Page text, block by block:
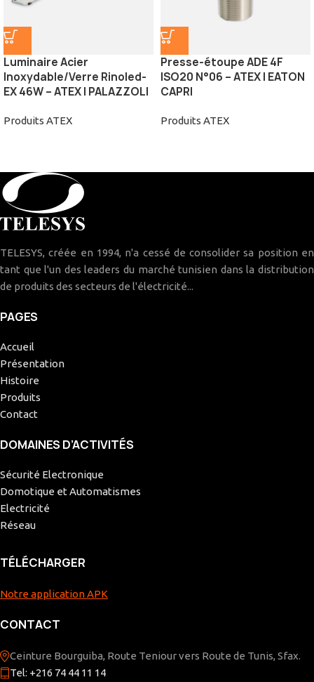
Luminaire Acier
Inoxydable/Verre Rinoled-
EX 46W – ATEX | PALAZZOLI
Produits ATEX
Presse-étoupe ADE 4F
ISO20 N°06 – ATEX | EATON
CAPRI
Produits ATEX
TELESYS, créée en 1994, n'a cessé de consolider sa position en
tant que l'un des leaders du marché tunisien dans la distribution
de produits des secteurs de l'électricité...
PAGES
Accueil
Présentation
Histoire
Produits
Contact
DOMAINES D’ACTIVITÉS
Sécurité Electronique
Domotique et Automatismes
Electricité
Réseau
TÉLÉCHARGER
Notre application APK
CONTACT
Ceinture Bourguiba, Route Teniour vers Route de Tunis, Sfax.
Tel: +216 74 44 11 14